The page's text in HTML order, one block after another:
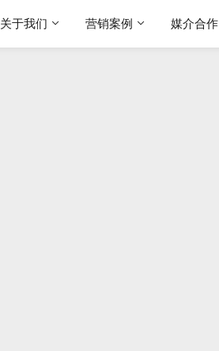
关于我们 营销案例 媒介合作